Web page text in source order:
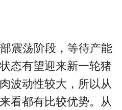
震荡阶段，等待产能
态有望迎来新一轮猪
波动性较大，所以从
看都有比较优势。从